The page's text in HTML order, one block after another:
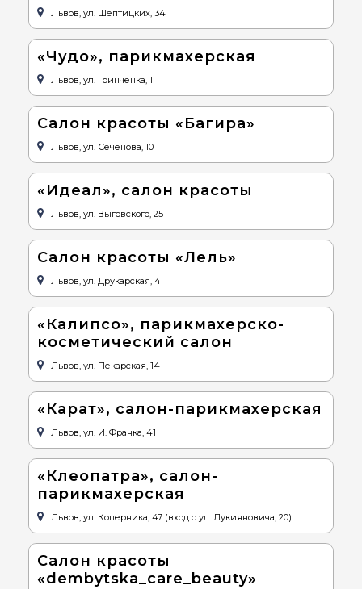
Львов, ул. Шептицких, 34
«Чудо», парикмахерская
Львов, ул. Гринченка, 1
Салон красоты «Багира»
Львов, ул. Сеченова, 10
«Идеал», салон красоты
Львов, ул. Выговского, 25
Салон красоты «Лель»
Львов, ул. Друкарская, 4
«Калипсо», парикмахерско-
косметический салон
Львов, ул. Пекарская, 14
«Карат», салон-парикмахерская
Львов, ул. И. Франка, 41
«Клеопатра», салон-
парикмахерская
Львов, ул. Коперника, 47 (вход с ул. Лукияновича, 20)
Салон красоты
«dembytska_care_beauty»